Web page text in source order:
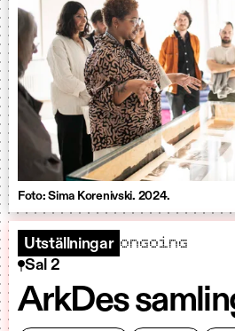
Foto: Sima Korenivski. 2024.
Utställningar ongoing
Sal 2
ArkDes